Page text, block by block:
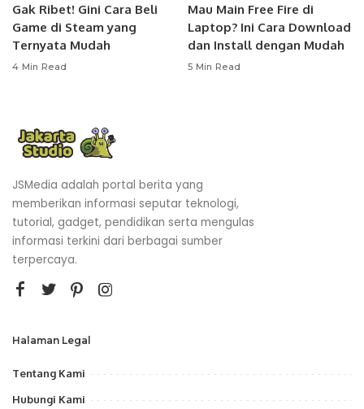
Gak Ribet! Gini Cara Beli
Game di Steam yang
Ternyata Mudah
4 Min Read
Mau Main Free Fire di
Laptop? Ini Cara Download
dan Install dengan Mudah
5 Min Read
JSMedia adalah portal berita yang
memberikan informasi seputar teknologi,
tutorial, gadget, pendidikan serta mengulas
informasi terkini dari berbagai sumber
terpercaya.
Halaman Legal
Tentang Kami
Hubungi Kami